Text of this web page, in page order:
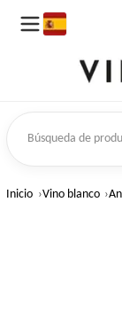
productos
Inicio Vino blanco